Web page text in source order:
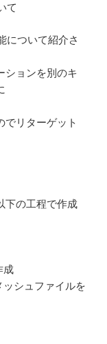
て
について紹介さ
ションを別のキ
でリターゲット
下の工程で作成
成
シュファイルを